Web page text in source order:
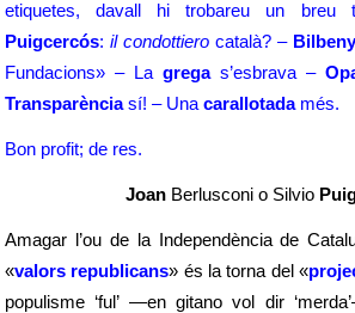
etiquetes, davall hi trobareu un breu
Puigcercós: il condottiero català? – Bilbeny
Fundacions» – La gregas’esbrava –
Transparènciasí! – Una carallotada més.
Bon profit; de res.
JoanBerlusconi o Silvio
Amagar l’ou de la Independència de
«valors republicans» és la torna del «
populisme ‘ful’ —en gitano vol dir ‘merda’